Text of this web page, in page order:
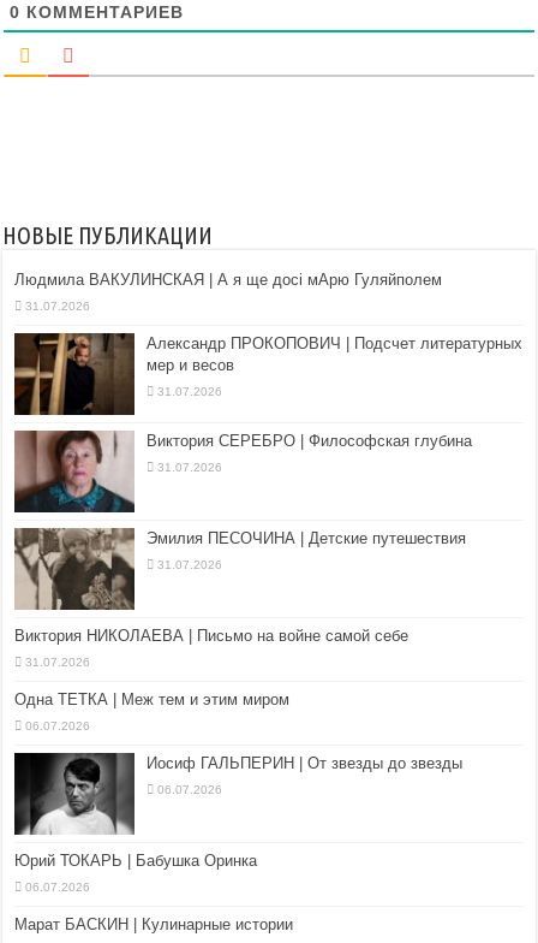
0 КОММЕНТАРИЕВ
НОВЫЕ ПУБЛИКАЦИИ
Людмила ВАКУЛИНСКАЯ | А я ще досі мАрю Гуляйполем
31.07.2026
Александр ПРОКОПОВИЧ | Подсчет литературных
мер и весов
31.07.2026
Виктория СЕРЕБРО | Философская глубина
31.07.2026
Эмилия ПЕСОЧИНА | Детские путешествия
31.07.2026
Виктория НИКОЛАЕВА | Письмо на войне самой себе
31.07.2026
Одна ТЕТКА | Меж тем и этим миром
06.07.2026
Иосиф ГАЛЬПЕРИН | От звезды до звезды
06.07.2026
Юрий ТОКАРЬ | Бабушка Оринка
06.07.2026
Марат БАСКИН | Кулинарные истории